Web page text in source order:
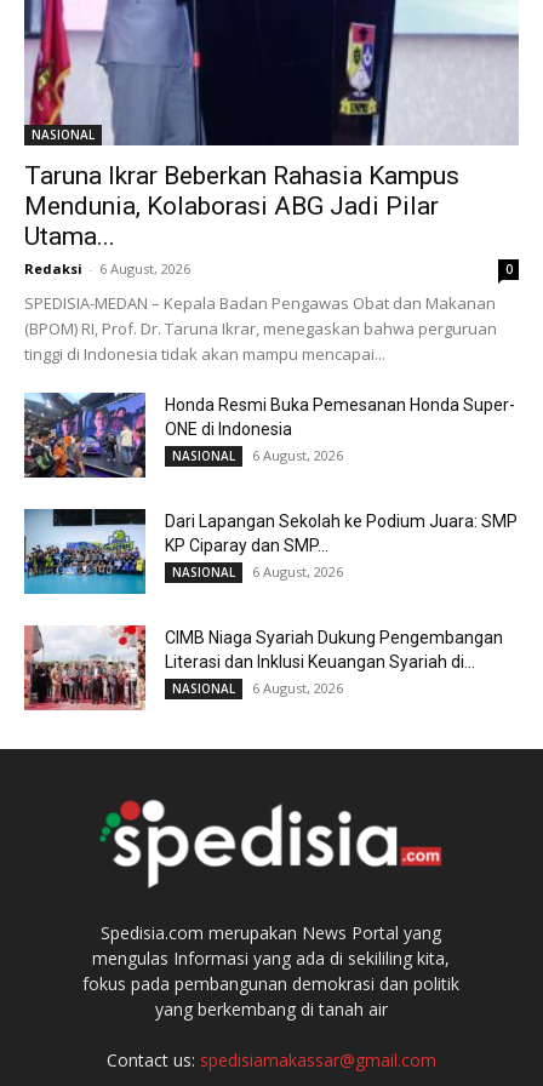
NASIONAL
Taruna Ikrar Beberkan Rahasia Kampus
Mendunia, Kolaborasi ABG Jadi Pilar
Utama...
Redaksi - 6 August, 2026 0
SPEDISIA-MEDAN – Kepala Badan Pengawas Obat dan Makanan
(BPOM) RI, Prof. Dr. Taruna Ikrar, menegaskan bahwa perguruan
tinggi di Indonesia tidak akan mampu mencapai...
Honda Resmi Buka Pemesanan Honda Super-
ONE di Indonesia
NASIONAL 6 August, 2026
Dari Lapangan Sekolah ke Podium Juara: SMP
KP Ciparay dan SMP...
NASIONAL 6 August, 2026
CIMB Niaga Syariah Dukung Pengembangan
Literasi dan Inklusi Keuangan Syariah di...
NASIONAL 6 August, 2026
Spedisia.com merupakan News Portal yang
mengulas Informasi yang ada di sekililing kita,
fokus pada pembangunan demokrasi dan politik
yang berkembang di tanah air
Contact us: spedisiamakassar@gmail.com